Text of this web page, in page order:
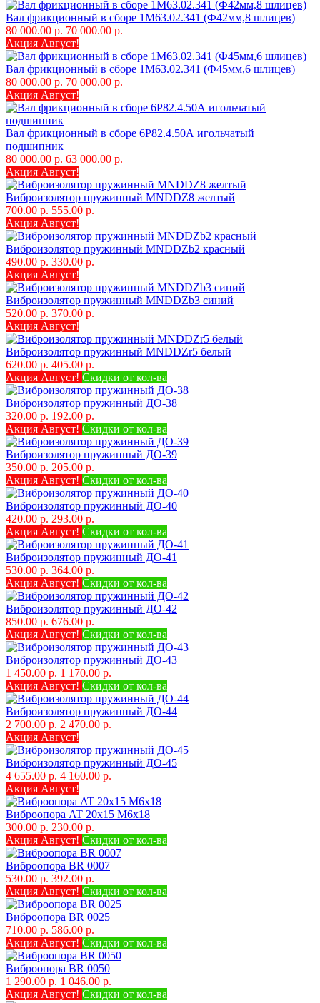
Вал фрикционный в сборе 1М63.02.341 (Ф42мм,8 шлицев)
80 000.00 р. 70 000.00 р.
Акция Август!
Вал фрикционный в сборе 1М63.02.341 (Ф45мм,6 шлицев)
80 000.00 р. 70 000.00 р.
Акция Август!
Вал фрикционный в сборе 6Р82.4.50А игольчатый
подшипник
80 000.00 р. 63 000.00 р.
Акция Август!
Виброизолятор пружинный MNDDZ8 желтый
700.00 р. 555.00 р.
Акция Август!
Виброизолятор пружинный MNDDZb2 красный
490.00 р. 330.00 р.
Акция Август!
Виброизолятор пружинный MNDDZb3 синий
520.00 р. 370.00 р.
Акция Август!
Виброизолятор пружинный MNDDZr5 белый
620.00 р. 405.00 р.
Акция Август! Скидки от кол-ва
Виброизолятор пружинный ДО-38
320.00 р. 192.00 р.
Акция Август! Скидки от кол-ва
Виброизолятор пружинный ДО-39
350.00 р. 205.00 р.
Акция Август! Скидки от кол-ва
Виброизолятор пружинный ДО-40
420.00 р. 293.00 р.
Акция Август! Скидки от кол-ва
Виброизолятор пружинный ДО-41
530.00 р. 364.00 р.
Акция Август! Скидки от кол-ва
Виброизолятор пружинный ДО-42
850.00 р. 676.00 р.
Акция Август! Скидки от кол-ва
Виброизолятор пружинный ДО-43
1 450.00 р. 1 170.00 р.
Акция Август! Скидки от кол-ва
Виброизолятор пружинный ДО-44
2 700.00 р. 2 470.00 р.
Акция Август!
Виброизолятор пружинный ДО-45
4 655.00 р. 4 160.00 р.
Акция Август!
Виброопора AT 20х15 M6x18
300.00 р. 230.00 р.
Акция Август! Скидки от кол-ва
Виброопора BR 0007
530.00 р. 392.00 р.
Акция Август! Скидки от кол-ва
Виброопора BR 0025
710.00 р. 586.00 р.
Акция Август! Скидки от кол-ва
Виброопора BR 0050
1 290.00 р. 1 046.00 р.
Акция Август! Скидки от кол-ва